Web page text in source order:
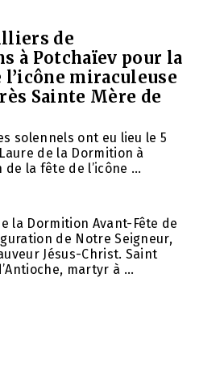
de
à Potchaïev pour la
l’icône miraculeuse
Sainte Mère de
solennels ont eu lieu le 5
de la Dormition à
de la fête de l’icône ...
la Dormition Avant-Fête de
de Notre Seigneur,
Jésus-Christ. Saint
martyr à ...